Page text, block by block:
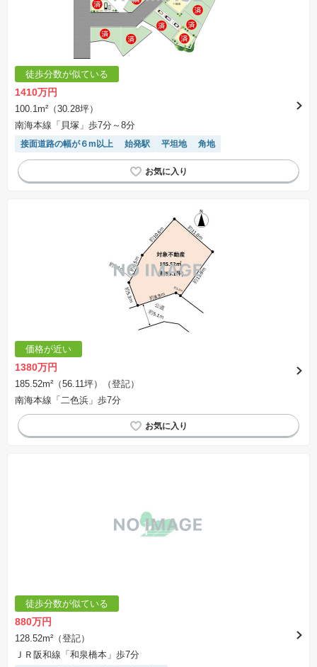
徒歩分数が似ている
1410万円
100.1m²（30.28坪）
南海本線「貝塚」歩7分～8分
接面道路の幅が６m以上 始発駅 平坦地 角地
価格が近い
1380万円
185.52m²（56.11坪）（登記）
南海本線「二色浜」歩7分
徒歩分数が似ている
880万円
128.52m²（登記）
ＪＲ阪和線「和泉橋本」歩7分